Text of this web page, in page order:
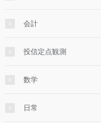
会計
投信定点観測
数学
日常